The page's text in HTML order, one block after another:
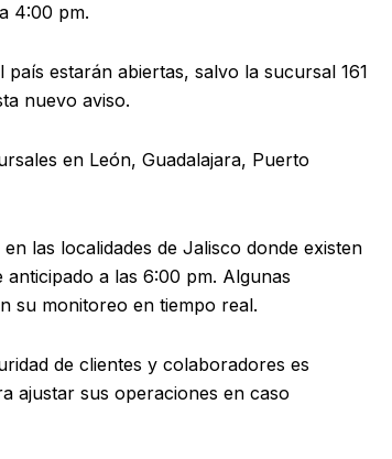
4:00 pm.
estarán abiertas, salvo la sucursal 161
nuevo aviso.
en León, Guadalajara, Puerto
las localidades de Jalisco donde existen
a las 6:00 pm. Algunas
su monitoreo en tiempo real.
de clientes y colaboradores es
ajustar sus operaciones en caso